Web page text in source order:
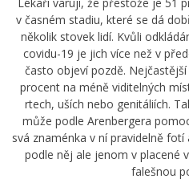
v časném stadiu, které se dá
několik stovek lidí. Kvůli
covidu-19 je jich více než v
často objeví pozdě.
procent na méně viditelných
rtech, uších nebo genitáliích.
může podle Arenbergera
svá znaménka v ní pravidelně
podle něj ale jenom v placené
falešnou